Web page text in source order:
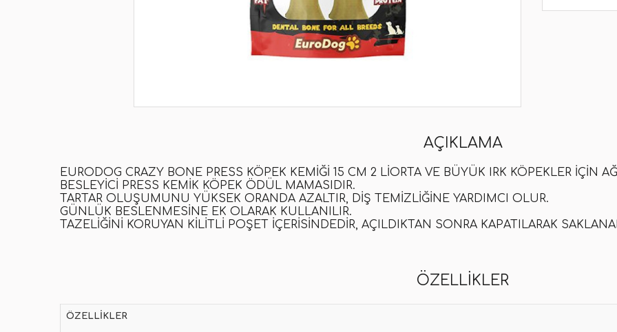
AÇIKLAMA
EURODOG CRAZY BONE PRESS KÖPEK KEMIĞI 15 CM 2 LIORTA VE BÜYÜK IRK KÖPEKLER IÇIN
BESLEYICI PRESS KEMIK KÖPEK ÖDÜL MAMASIDIR.
TARTAR OLUŞUMUNU YÜKSEK ORANDA AZALTIR, DIŞ TEMIZLIĞINE YARDIMCI OLUR.
GÜNLÜK BESLENMESINE EK OLARAK KULLANILIR.
TAZELIĞINI KORUYAN KILITLI POŞET IÇERISINDEDIR, AÇILDIKTAN SONRA KAPATILARAK
ÖZELLIKLER
ÖZELLIKLER